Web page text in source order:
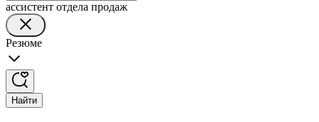
ассистент отдела продаж
Резюме
Найти